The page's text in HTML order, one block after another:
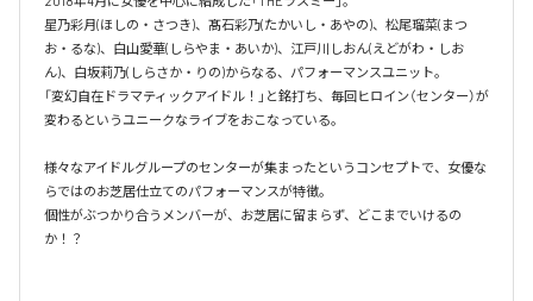
星乃彩月(ほしの・さつき)、髙石彩乃(たかいし・あやの)、松尾瑠菜(まつ
お・るな)、白山愛華(しらやま・あいか)、江戸川しおん(えどがわ・しお
ん)、白坂莉乃(しらさか・りの)からなる、パフォーマンスユニット。​
「変幻自在ドラマティックアイドル！」と銘打ち、毎回ヒロイン（センター）が
変わるというユニークなライブをおこなっている。
様々なアイドルグループのセンターが集まったというコンセプトで、女優な
らではのお芝居仕立てのパフォーマンスが特徴。
個性がぶつかり合うメンバーが、お芝居に留まらず、どこまでいけるの
か！？​